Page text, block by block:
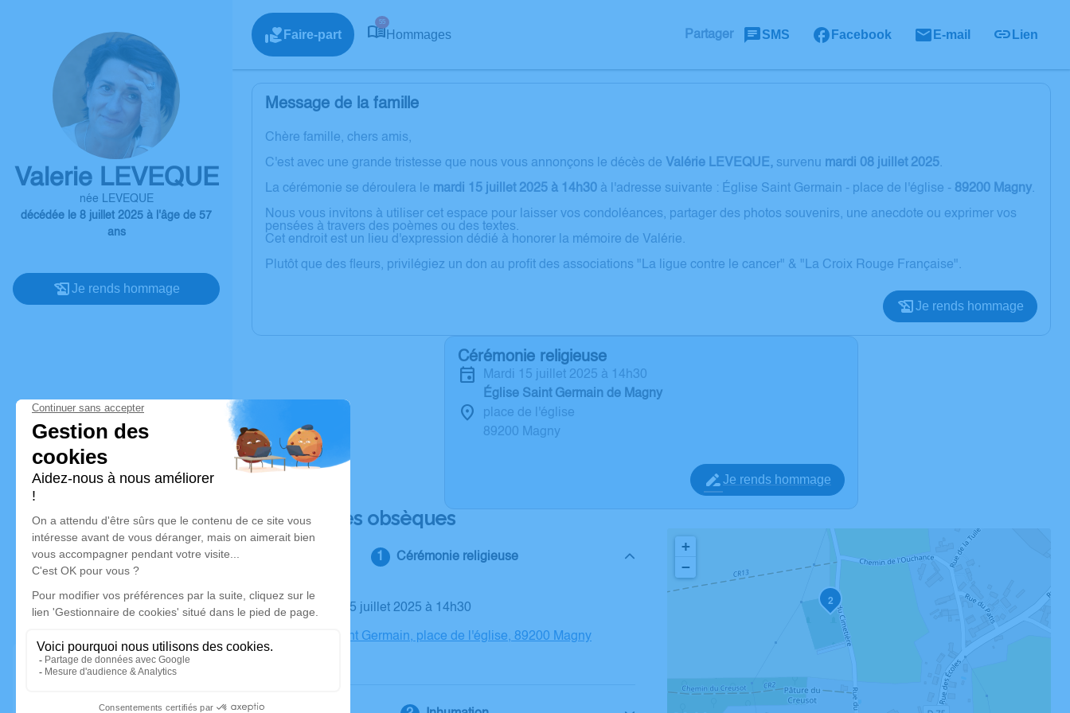
Valerie LEVEQUE
née LEVEQUE
décédée le 8 juillet 2025 à l'âge de 57
ans
Je rends hommage
Faire-part
55
Hommages Partager SMS Facebook E-mail Lien
Message de la famille
Chère famille, chers amis,
C'est avec une grande tristesse que nous vous annonçons le décès de Valérie LEVEQUE, survenu mardi 08 juillet 2025.
La cérémonie se déroulera le mardi 15 juillet 2025 à 14h30 à l'adresse suivante : Église Saint Germain - place de l'église - 89200 Magny.
Nous vous invitons à utiliser cet espace pour laisser vos condoléances, partager des photos souvenirs, une anecdote ou exprimer vos
pensées à travers des poèmes ou des textes.
Cet endroit est un lieu d'expression dédié à honorer la mémoire de Valérie.
Plutôt que des fleurs, privilégiez un don au profit des associations "La ligue contre le cancer" & "La Croix Rouge Française".
Je rends hommage
Cérémonie religieuse
mardi 15 juillet 2025 à 14h30
Église Saint Germain de Magny
place de l'église
89200 Magny
Je rends hommage
Déroulé des obsèques
Cérémonie religieuse
Le mardi 15 juillet 2025 à 14h30
Église Saint Germain, place de l'église, 89200 Magny
2
+
−